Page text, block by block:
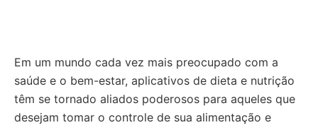
Em um mundo cada vez mais preocupado com a
saúde e o bem-estar, aplicativos de dieta e nutrição
têm se tornado aliados poderosos para aqueles que
desejam tomar o controle de sua alimentação e